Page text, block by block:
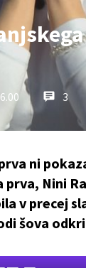
3
ni
Nini
v precej
šova